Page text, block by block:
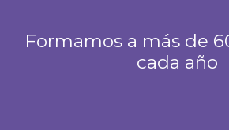
Formamos a más de
cada año